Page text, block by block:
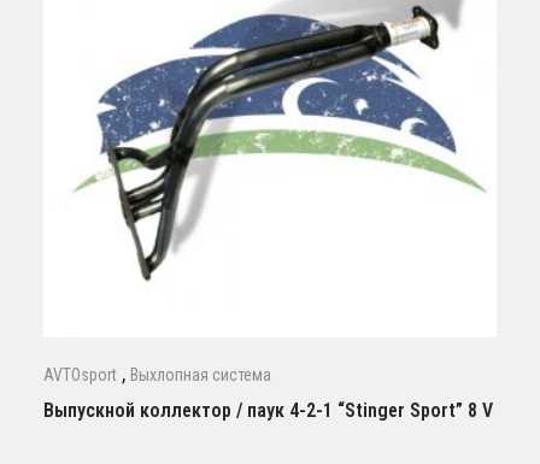
AVTOsport , Выхлопная система
Выпускной коллектор / паук 4-2-1 “Stinger Sport” 8 V